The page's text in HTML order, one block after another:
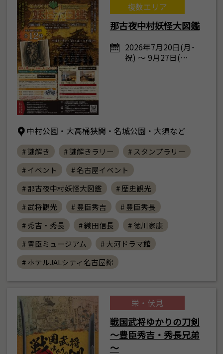
複数エリア
那古夜中村妖怪大図鑑
2026年7月20日(月･
祝) ～ 9月27日(…
中村公園・大高桶狭間・名城公園・大須など
# 謎解き # 謎解きラリー
# スタンプラリー
# イベント
# 名古屋イベント
# 那古夜中村妖怪大図鑑
# 歴史観光
# 武将観光
# 豊臣秀吉
# 豊臣秀長
# 秀吉・秀長
# 織田信長
# 徳川家康
# 豊臣ミュージアム
# 大河ドラマ館
# ホテルJALシティ名古屋錦
栄・伏見
戦国武将ゆかりの刀剣
～豊臣秀吉・秀長兄弟
～